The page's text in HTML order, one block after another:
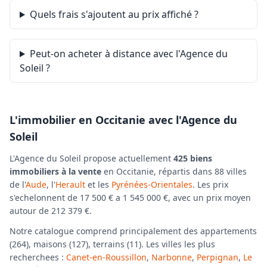
.
Retrouvez tous nos biens sur www.agencedusoleil.com
Quels frais s'ajoutent au prix affiché ?
Peut-on acheter à distance avec l'Agence du
Soleil ?
L'immobilier en Occitanie avec l'Agence du
Soleil
L'Agence du Soleil propose actuellement 425 biens
immobiliers à la vente en Occitanie, répartis dans 88 villes
de l'Aude, l'Herault et les Pyrénées-Orientales. Les prix
s'echelonnent de 17 500 € a 1 545 000 €, avec un prix moyen
autour de 212 379 €.
Notre catalogue comprend principalement des appartements
(264), maisons (127), terrains (11). Les villes les plus
recherchees : Canet-en-Roussillon, Narbonne, Perpignan, Le